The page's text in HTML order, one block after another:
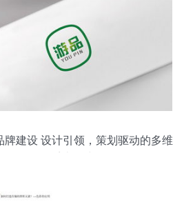
牌建设 设计引领，策划驱动的多维